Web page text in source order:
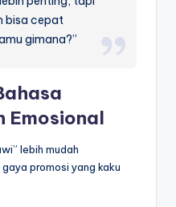
bisa cepat
gimana?”
Emosional
lebih mudah
promosi yang kaku